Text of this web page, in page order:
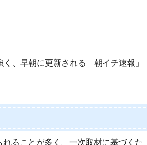
、早朝に更新される「朝イチ速報」
ることが多く、一次取材に基づくた